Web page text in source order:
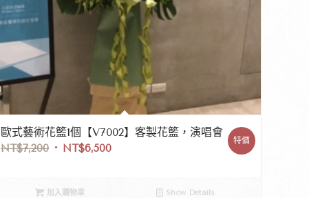
歐式藝術花籃1個【V7002】客製花籃，演唱會
NT$7,200 NT$6,500
特價
加入購物車 Show Details